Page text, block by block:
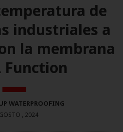
de
industriales a
la membrana
Function
WATERPROOFING
, 2024